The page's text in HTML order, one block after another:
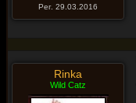
Рег. 29.03.2016
Rinka
Wild Catz